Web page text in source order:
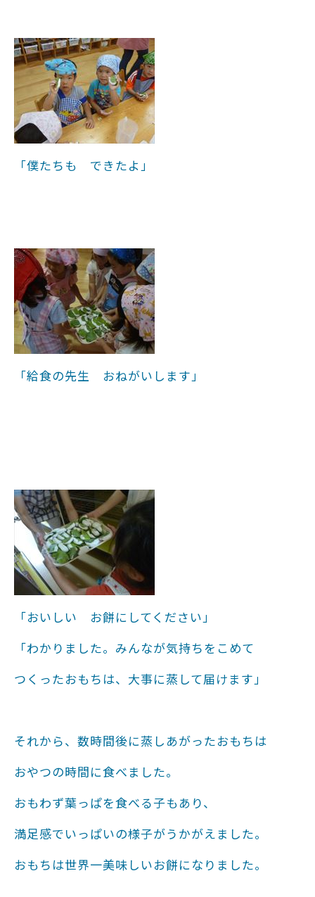
「僕たちも できたよ」
「給食の先生 おねがいします」
「おいしい お餅にしてください」
「わかりました。みんなが気持ちをこめて
つくったおもちは、大事に蒸して届けます」
それから、数時間後に蒸しあがったおもちは
おやつの時間に食べました。
おもわず葉っぱを食べる子もあり、
満足感でいっぱいの様子がうかがえました。
おもちは世界一美味しいお餅になりました。